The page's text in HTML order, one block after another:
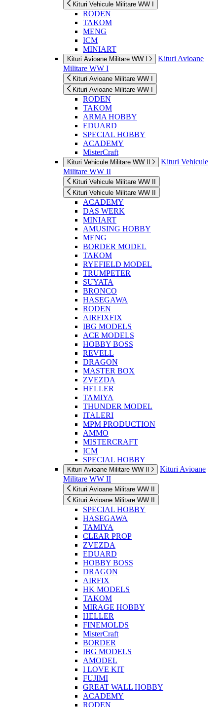
Kituri Vehicule Militare WW I
RODEN
TAKOM
MENG
ICM
MINIART
Kituri Avioane Militare WW I
Kituri Avioane
Militare WW I
Kituri Avioane Militare WW I
Kituri Avioane Militare WW I
RODEN
TAKOM
ARMA HOBBY
EDUARD
SPECIAL HOBBY
ACADEMY
MisterCraft
Kituri Vehicule Militare WW II
Kituri Vehicule
Militare WW II
Kituri Vehicule Militare WW II
Kituri Vehicule Militare WW II
ACADEMY
DAS WERK
MINIART
AMUSING HOBBY
MENG
BORDER MODEL
TAKOM
RYEFIELD MODEL
TRUMPETER
SUYATA
BRONCO
HASEGAWA
RODEN
AIRFIXFIX
IBG MODELS
ACE MODELS
HOBBY BOSS
REVELL
DRAGON
MASTER BOX
ZVEZDA
HELLER
TAMIYA
THUNDER MODEL
ITALERI
MPM PRODUCTION
AMMO
MISTERCRAFT
ICM
SPECIAL HOBBY
Kituri Avioane Militare WW II
Kituri Avioane
Militare WW II
Kituri Avioane Militare WW II
Kituri Avioane Militare WW II
SPECIAL HOBBY
HASEGAWA
TAMIYA
CLEAR PROP
ZVEZDA
EDUARD
HOBBY BOSS
DRAGON
AIRFIX
HK MODELS
TAKOM
MIRAGE HOBBY
HELLER
FINEMOLDS
MisterCraft
BORDER
IBG MODELS
AMODEL
I LOVE KIT
FUJIMI
GREAT WALL HOBBY
ACADEMY
RODEN